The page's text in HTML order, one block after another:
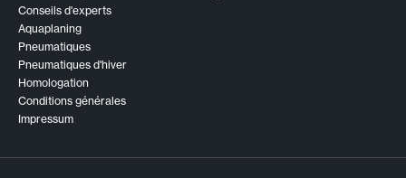
Conseils d'experts
Aquaplaning
Pneumatiques
Pneumatiques d'hiver
Homologation
Conditions générales
Impressum